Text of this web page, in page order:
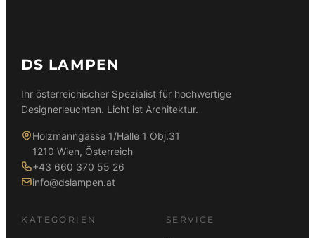
DS LAMPEN
Ihr österreichischer Spezialist für hochwertige
Designerleuchten. Licht ist Architektur.
Holzmanngasse 1/Halle 1 Obj.31
1210 Wien, Österreich
+43 660 370 55 26
info@dslampen.at
KATEGORIEN SERVICE